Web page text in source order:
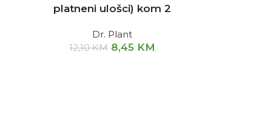
platneni ulošci) kom 2
Dr. Plant
12,10KM 8,45 KM